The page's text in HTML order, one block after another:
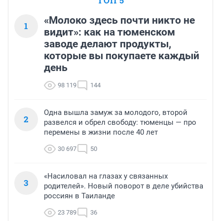
1
«Молоко здесь почти никто не
видит»: как на тюменском
заводе делают продукты,
которые вы покупаете каждый
день
98 119 144
2
Одна вышла замуж за молодого, второй
развелся и обрел свободу: тюменцы — про
перемены в жизни после 40 лет
30 697 50
3
«Насиловал на глазах у связанных
родителей». Новый поворот в деле убийства
россиян в Таиланде
23 789 36